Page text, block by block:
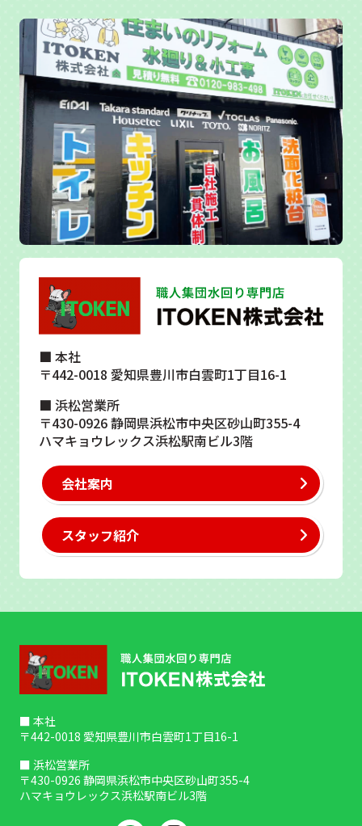
■ 本社
〒442-0018 愛知県豊川市白雲町1丁目16-1
■ 浜松営業所
〒430-0926 静岡県浜松市中央区砂山町355-4
ハマキョウレックス浜松駅南ビル3階
会社案内
スタッフ紹介
■ 本社
〒442-0018 愛知県豊川市白雲町1丁目16-1
■ 浜松営業所
〒430-0926 静岡県浜松市中央区砂山町355-4
ハマキョウレックス浜松駅南ビル3階